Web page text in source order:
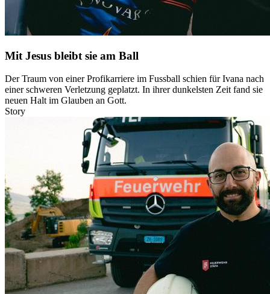
Mit Jesus bleibt sie am Ball
Der Traum von einer Profikarriere im Fussball schien für Ivana nach
einer schweren Verletzung geplatzt. In ihrer dunkelsten Zeit fand sie
neuen Halt im Glauben an Gott.
Story